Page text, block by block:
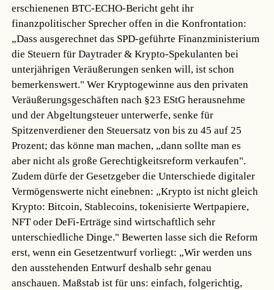
erschienenen BTC-ECHO-Bericht geht ihr
finanzpolitischer Sprecher offen in die Konfrontation:
„Dass ausgerechnet das SPD-geführte Finanzministerium
die Steuern für Daytrader & Krypto-Spekulanten bei
unterjährigen Veräußerungen senken will, ist schon
bemerkenswert." Wer Kryptogewinne aus den privaten
Veräußerungsgeschäften nach §23 EStG herausnehme
und der Abgeltungsteuer unterwerfe, senke für
Spitzenverdiener den Steuersatz von bis zu 45 auf 25
Prozent; das könne man machen, „dann sollte man es
aber nicht als große Gerechtigkeitsreform verkaufen".
Zudem dürfe der Gesetzgeber die Unterschiede digitaler
Vermögenswerte nicht einebnen: „Krypto ist nicht gleich
Krypto: Bitcoin, Stablecoins, tokenisierte Wertpapiere,
NFT oder DeFi-Erträge sind wirtschaftlich sehr
unterschiedliche Dinge." Bewerten lasse sich die Reform
erst, wenn ein Gesetzentwurf vorliegt: „Wir werden uns
den ausstehenden Entwurf deshalb sehr genau
anschauen. Maßstab ist für uns: einfach, folgerichtig,